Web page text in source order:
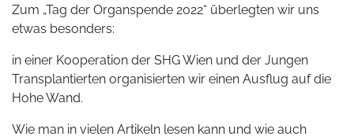
Zum „Tag der Organspende 2022“ überlegten wir uns
etwas besonders:
in einer Kooperation der SHG Wien und der Jungen
Transplantierten organisierten wir einen Ausflug auf die
Hohe Wand.
Wie man in vielen Artikeln lesen kann und wie auch